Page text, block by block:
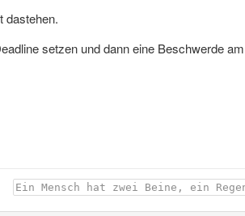
dastehen.
setzen und dann eine Beschwerde
Ein Mensch hat zwei Beine, ein